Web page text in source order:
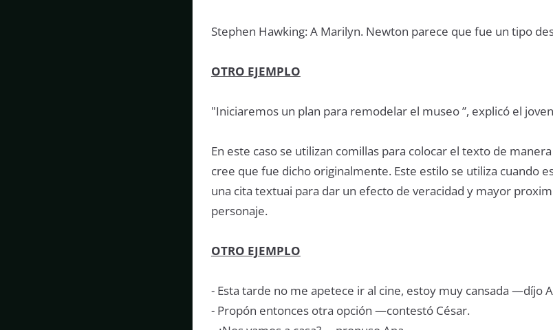
Stephen Hawking: A Marilyn. Newton parece que fue un tipo
OTRO EJEMPLO
"Iniciaremos un plan para remodelar el museo ”, explicó el
En este caso se utilizan comillas para colocar el texto de
cree que fue dicho originalmente. Este estilo se utiliza cuando
una cita textuai para dar un efecto de veracidad y mayor
personaje.
OTRO EJEMPLO
- Esta tarde no me apetece ir al cine, estoy muy cansada —díjo
- Propón entonces otra opción —contestó César.